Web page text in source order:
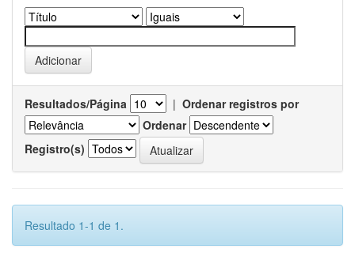
Resultados/Página | Ordenar registros por
Ordenar
Registro(s)
Resultado 1-1 de 1.